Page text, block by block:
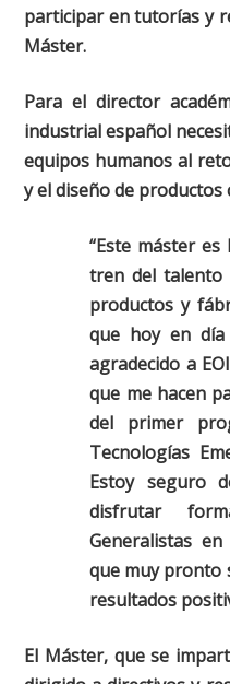
participar en tutorías y
Máster.
Para el director
industrial español
equipos humanos al
y el diseño de productos
“Este máster
tren del talento
productos y
que hoy en día
agradecido a
que me hacen
del primer
Tecnologías
Estoy seguro
disfrutar
Generalistas
que muy pronto
resultados
El Máster, que se